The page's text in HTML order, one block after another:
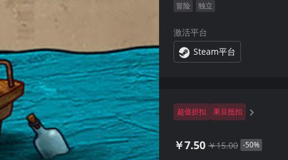
冒险 独立
激活平台
Steam平台
超值折扣 果豆抵扣
￥7.50 ￥15.00 -50%